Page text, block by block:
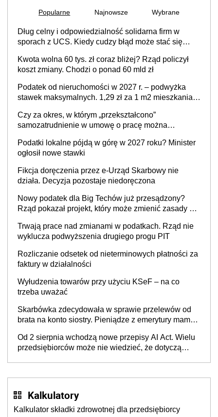
Popularne Najnowsze Wybrane
Dług celny i odpowiedzialność solidarna firm w
sporach z UCS. Kiedy cudzy błąd może stać się
Kwota wolna 60 tys. zł coraz bliżej? Rząd policzył
koszt zmiany. Chodzi o ponad 60 mld zł
Podatek od nieruchomości w 2027 r. – podwyżka
stawek maksymalnych. 1,29 zł za 1 m2 mieszkania,
prowadzeniem działalności gospodarczej
Czy za okres, w którym „przekształcono”
samozatrudnienie w umowę o pracę można
cywilnoprawnej jedynym racjonalnym wyjściem
Podatki lokalne pójdą w górę w 2027 roku? Minister
ogłosił nowe stawki
Fikcja doręczenia przez e-Urząd Skarbowy nie
działa. Decyzja pozostaje niedoręczona
Nowy podatek dla Big Techów już przesądzony?
Rząd pokazał projekt, który może zmienić zasady gry
Trwają prace nad zmianami w podatkach. Rząd nie
wyklucza podwyższenia drugiego progu PIT
Rozliczanie odsetek od nieterminowych płatności za
faktury w działalności
Wyłudzenia towarów przy użyciu KSeF – na co
trzeba uważać
Skarbówka zdecydowała w sprawie przelewów od
brata na konto siostry. Pieniądze z emerytury mamy
będzie
Od 2 sierpnia wchodzą nowe przepisy AI Act. Wielu
przedsiębiorców może nie wiedzieć, że dotyczą
Kalkulatory
Kalkulator składki zdrowotnej dla przedsiębiorcy